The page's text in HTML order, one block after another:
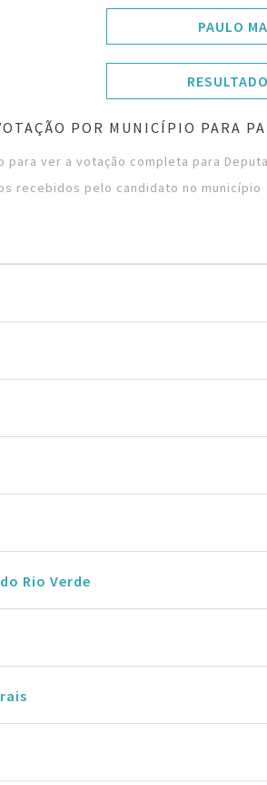
PAULO
POR MUNICÍPIO PARA
para ver a votação completa para
recebidos pelo candidato no município
Rio Verde